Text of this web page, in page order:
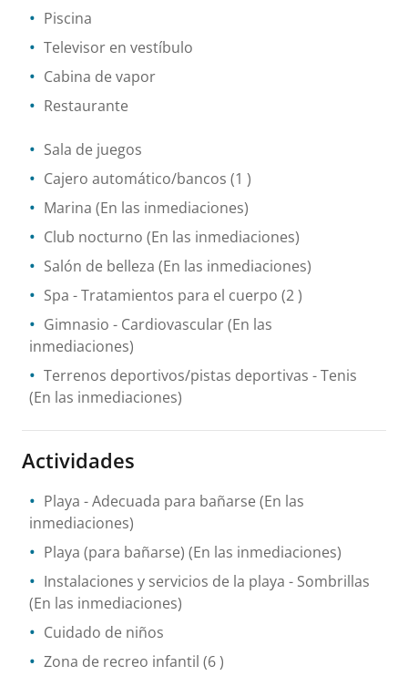
Piscina
Televisor en vestíbulo
Cabina de vapor
Restaurante
Sala de juegos
Cajero automático/bancos (1 )
Marina (En las inmediaciones)
Club nocturno (En las inmediaciones)
Salón de belleza (En las inmediaciones)
Spa - Tratamientos para el cuerpo (2 )
Gimnasio - Cardiovascular(En las
inmediaciones)
Terrenos deportivos/pistas deportivas - Tenis
(En las inmediaciones)
Actividades
Playa - Adecuada para bañarse (En las
inmediaciones)
Playa (para bañarse) (En las inmediaciones)
Instalaciones y servicios de la playa - Sombrillas
(En las inmediaciones)
Cuidado de niños
Zona de recreo infantil (6 )